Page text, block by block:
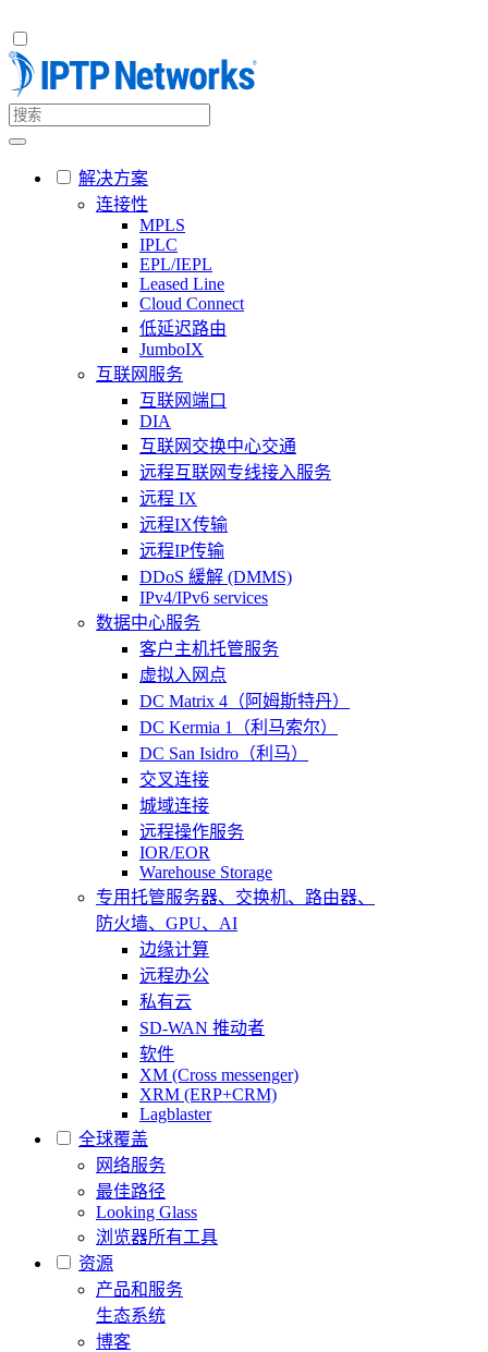
解决方案
连接性
MPLS
IPLC
EPL/IEPL
Leased Line
Cloud Connect
低延迟路由
JumboIX
互联网服务
互联网端口
DIA
互联网交换中心交通
远程互联网专线接入服务
远程 IX
远程IX传输
远程IP传输
DDoS 緩解 (DMMS)
IPv4/IPv6 services
数据中心服务
客户主机托管服务
虚拟入网点
DC Matrix 4（阿姆斯特丹）
DC Kermia 1（利马索尔）
DC San Isidro（利马）
交叉连接
城域连接
远程操作服务
IOR/EOR
Warehouse Storage
专用托管服务器、交换机、路由器、
防火墙、GPU、AI
边缘计算
远程办公
私有云
SD-WAN 推动者
软件
XM (Cross messenger)
XRM (ERP+CRM)
Lagblaster
全球覆盖
网络服务
最佳路径
Looking Glass
浏览器所有工具
资源
产品和服务
生态系统
博客